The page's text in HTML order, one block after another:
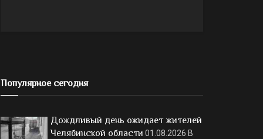
Популярное сегодня
Дождливый день ожидает жителей
Челябинской области 01.08.2026 В